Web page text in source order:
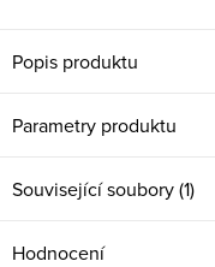
Popis produktu
Parametry produktu
Související soubory (1)
Hodnocení